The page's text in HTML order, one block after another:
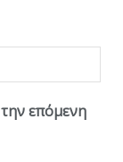
επόμενη